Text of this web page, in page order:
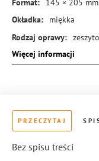
Okładka:
miękka
Rodzaj oprawy:
ISBN:
978-83-288-
Więcej informacji
PRZECZYTAJ
Bez spisu treści